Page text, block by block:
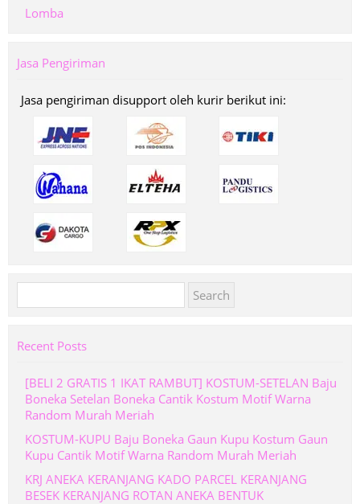
Lomba
Jasa Pengiriman
Jasa pengiriman disupport oleh kurir berikut ini:
for:
Recent Posts
[BELI 2 GRATIS 1 IKAT RAMBUT] KOSTUM-SETELAN Baju
Boneka Setelan Boneka Cantik Kostum Motif Warna
Random Murah Meriah
KOSTUM-KUPU Baju Boneka Gaun Kupu Kostum Gaun
Kupu Cantik Motif Warna Random Murah Meriah
KRJ ANEKA KERANJANG KADO PARCEL KERANJANG
BESEK KERANJANG ROTAN ANEKA BENTUK